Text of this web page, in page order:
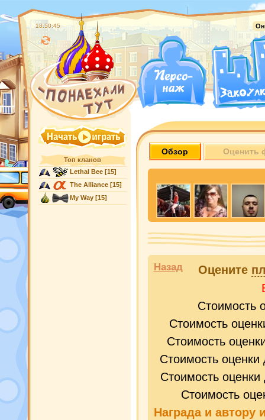
18:50:46
Топ кланов
Lethal Bee[15]
The Alliance[15]
My Way[15]
Обзор Оценить
Назад Оцените
Стоимость
Стоимость
Стоимость
Стоимость
Стоимость
Стоимость
Награда и автору